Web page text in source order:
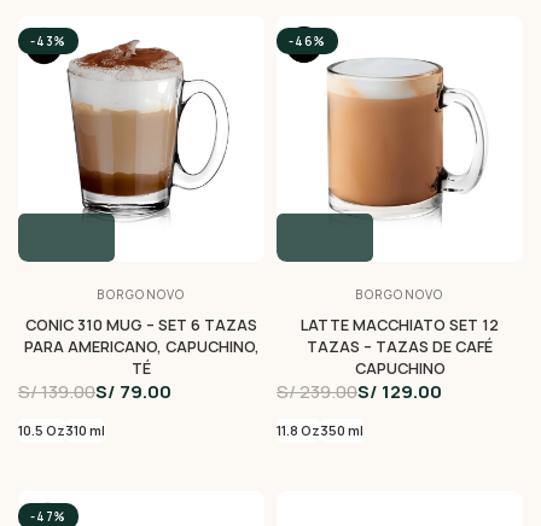
-43%
BORGONOVO
CONIC 310 MUG – SET 6 TAZAS
PARA AMERICANO, CAPUCHINO,
TÉ
S/ 139.00S/ 79.00
10.5 Oz310 ml
-46%
BORGONOVO
LATTE MACCHIATO SET 12
TAZAS – TAZAS DE CAFÉ
CAPUCHINO
S/ 239.00S/ 129.00
11.8 Oz350 ml
-47%